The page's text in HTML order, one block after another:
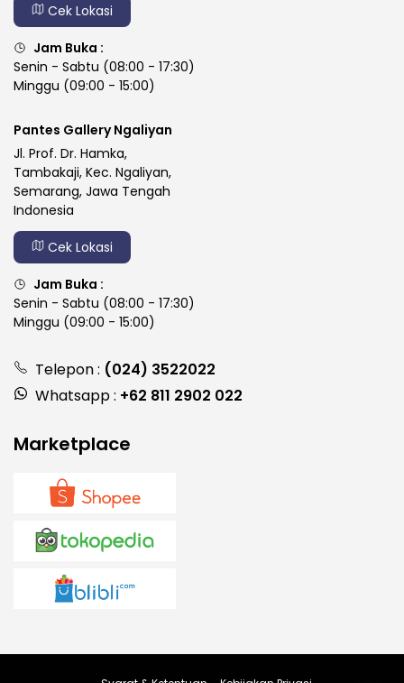
Cek Lokasi
Jam Buka :
Senin - Sabtu (08:00 - 17:30)
Minggu (09:00 - 15:00)
Pantes Gallery Ngaliyan
Jl. Prof. Dr. Hamka,
Tambakaji, Kec. Ngaliyan,
Semarang, Jawa Tengah
Indonesia
Cek Lokasi
Jam Buka :
Senin - Sabtu (08:00 - 17:30)
Minggu (09:00 - 15:00)
Telepon : (024) 3522022
Whatsapp : +62 811 2902 022
Marketplace